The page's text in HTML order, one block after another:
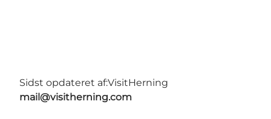
Sidst opdateret af:VisitHerning
mail@visitherning.com